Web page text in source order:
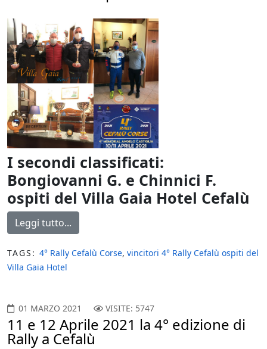
I secondi classificati:
Bongiovanni G. e Chinnici F.
ospiti del Villa Gaia Hotel Cefalù
Leggi tutto...
TAGS: 4° Rally Cefalù Corse, vincitori 4° Rally Cefalù ospiti del
Villa Gaia Hotel
01 MARZO 2021 VISITE: 5747
11 e 12 Aprile 2021 la 4° edizione di
Rally a Cefalù